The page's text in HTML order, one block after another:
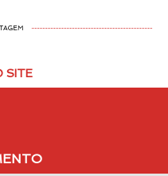
SITE